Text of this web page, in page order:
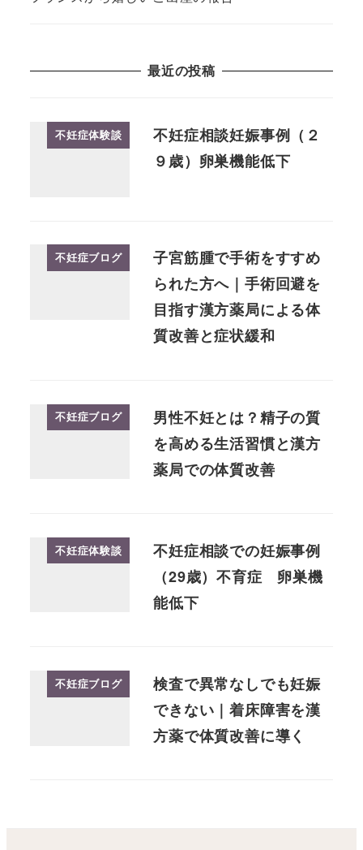
最近の投稿
不妊症体験談
不妊症相談妊娠事例（２
９歳）卵巣機能低下
不妊症ブログ
子宮筋腫で手術をすすめ
られた方へ｜手術回避を
目指す漢方薬局による体
質改善と症状緩和
不妊症ブログ
男性不妊とは？精子の質
を高める生活習慣と漢方
薬局での体質改善
不妊症体験談
不妊症相談での妊娠事例
（29歳）不育症 卵巣機
能低下
不妊症ブログ
検査で異常なしでも妊娠
できない｜着床障害を漢
方薬で体質改善に導く